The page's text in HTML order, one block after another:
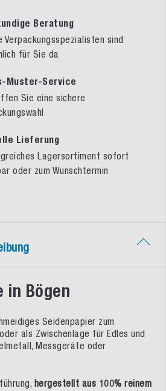
Beratung
Verpackungsspezialisten sind
für Sie da
Muster-Service
Sie eine sichere
Lieferung
Lagersortiment sofort
oder zum Wunschtermin
in Bögen
Seidenpapier zum
als Zwischenlage für Edles und
Messgeräte oder
hergestellt aus 100% reinem